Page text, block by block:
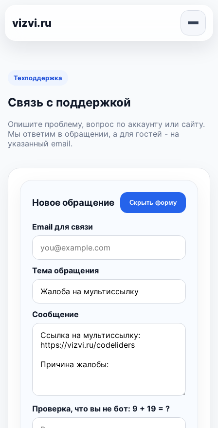
vizvi.ru
Техподдержка
Связь с поддержкой
Опишите проблему, вопрос по аккаунту или сайту.
Мы ответим в обращении, а для гостей - на
указанный email.
Новое обращение Скрыть форму
Email для связи
Тема обращения
Сообщение
Проверка, что вы не бот: 9 + 19 = ?